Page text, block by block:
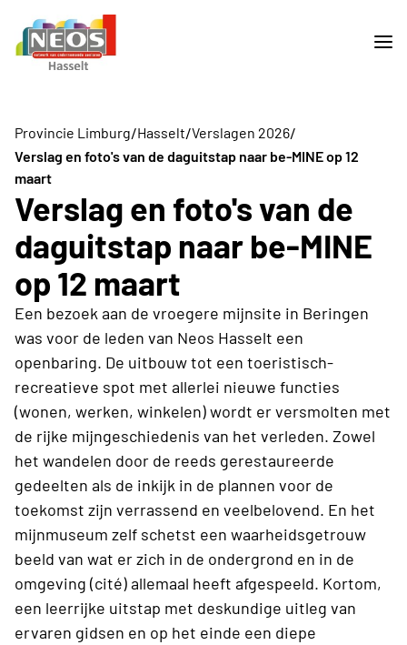
Provincie Limburg/Hasselt/Verslagen 2026/
Verslag en foto's van de daguitstap naar be-MINE op 12
maart
Verslag en foto's van de
daguitstap naar be-MINE
op 12 maart
Een bezoek aan de vroegere mijnsite in Beringen
was voor de leden van Neos Hasselt een
openbaring. De uitbouw tot een toeristisch-
recreatieve spot met allerlei nieuwe functies
(wonen, werken, winkelen) wordt er versmolten met
de rijke mijngeschiedenis van het verleden. Zowel
het wandelen door de reeds gerestaureerde
gedeelten als de inkijk in de plannen voor de
toekomst zijn verrassend en veelbelovend. En het
mijnmuseum zelf schetst een waarheidsgetrouw
beeld van wat er zich in de ondergrond en in de
omgeving (cité) allemaal heeft afgespeeld. Kortom,
een leerrijke uitstap met deskundige uitleg van
ervaren gidsen en op het einde een diepe